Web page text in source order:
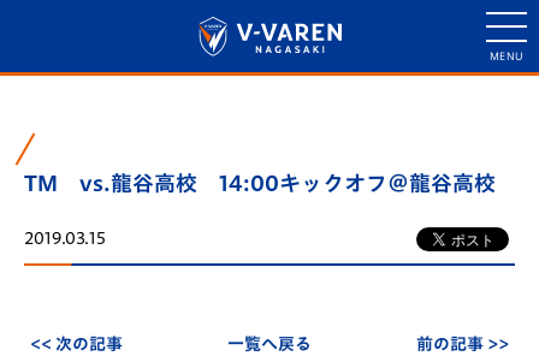
TM vs.龍谷高校 14:00キックオフ＠龍谷高校
2019.03.15
<< 次の記事 一覧へ戻る 前の記事 >>